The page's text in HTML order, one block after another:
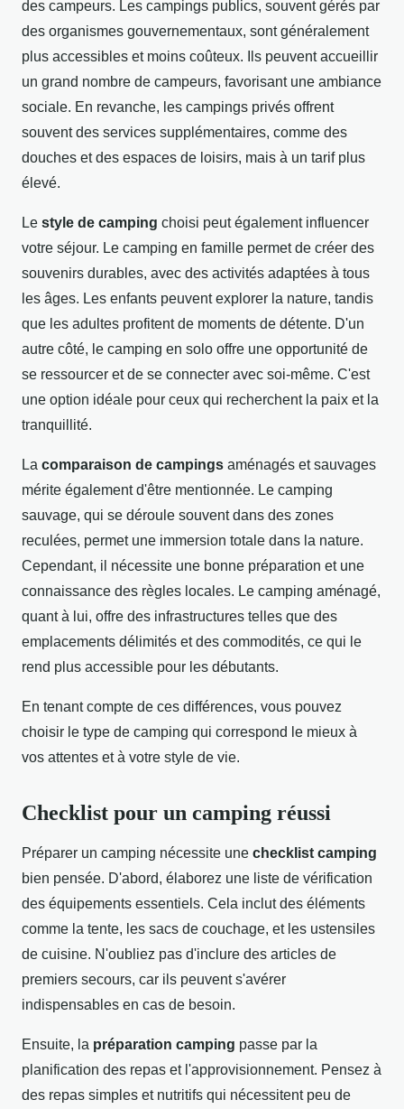
des campeurs. Les campings publics, souvent gérés par
des organismes gouvernementaux, sont généralement
plus accessibles et moins coûteux. Ils peuvent accueillir
un grand nombre de campeurs, favorisant une ambiance
sociale. En revanche, les campings privés offrent
souvent des services supplémentaires, comme des
douches et des espaces de loisirs, mais à un tarif plus
élevé.
Le style de camping choisi peut également influencer
votre séjour. Le camping en famille permet de créer des
souvenirs durables, avec des activités adaptées à tous
les âges. Les enfants peuvent explorer la nature, tandis
que les adultes profitent de moments de détente. D'un
autre côté, le camping en solo offre une opportunité de
se ressourcer et de se connecter avec soi-même. C'est
une option idéale pour ceux qui recherchent la paix et la
tranquillité.
La comparaison de campings aménagés et sauvages
mérite également d'être mentionnée. Le camping
sauvage, qui se déroule souvent dans des zones
reculées, permet une immersion totale dans la nature.
Cependant, il nécessite une bonne préparation et une
connaissance des règles locales. Le camping aménagé,
quant à lui, offre des infrastructures telles que des
emplacements délimités et des commodités, ce qui le
rend plus accessible pour les débutants.
En tenant compte de ces différences, vous pouvez
choisir le type de camping qui correspond le mieux à
vos attentes et à votre style de vie.
Checklist pour un camping réussi
Préparer un camping nécessite une checklist camping
bien pensée. D'abord, élaborez une liste de vérification
des équipements essentiels. Cela inclut des éléments
comme la tente, les sacs de couchage, et les ustensiles
de cuisine. N'oubliez pas d'inclure des articles de
premiers secours, car ils peuvent s'avérer
indispensables en cas de besoin.
Ensuite, la préparation camping passe par la
planification des repas et l'approvisionnement. Pensez à
des repas simples et nutritifs qui nécessitent peu de